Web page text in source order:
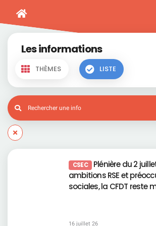
Les informations
THÈMES LISTE
CSEC Plénière du 2
ambitions RSE et
sociales, la CFDT reste
16 juillet 26